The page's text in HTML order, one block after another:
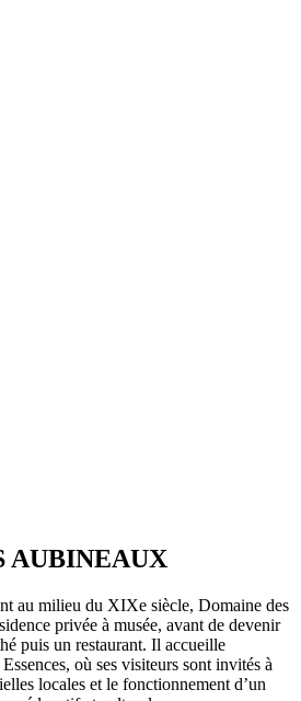
AUBINEAUX
au milieu du XIXe siècle, Domaine des
privée à musée, avant de devenir
puis un restaurant. Il accueille
où ses visiteurs sont invités à
locales et le fonctionnement d’un